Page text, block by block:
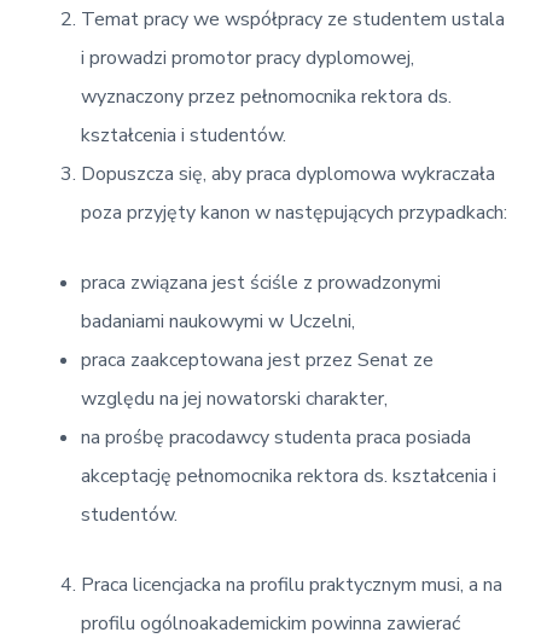
Temat pracy we współpracy ze studentem ustala
i prowadzi promotor pracy dyplomowej,
wyznaczony przez pełnomocnika rektora ds.
kształcenia i studentów.
Dopuszcza się, aby praca dyplomowa wykraczała
poza przyjęty kanon w następujących przypadkach:
praca związana jest ściśle z prowadzonymi
badaniami naukowymi w Uczelni,
praca zaakceptowana jest przez Senat ze
względu na jej nowatorski charakter,
na prośbę pracodawcy studenta praca posiada
akceptację pełnomocnika rektora ds. kształcenia i
studentów.
Praca licencjacka na profilu praktycznym musi, a na
profilu ogólnoakademickim powinna zawierać